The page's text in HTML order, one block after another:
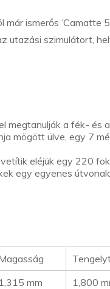
ismerős ‘Camatte
utazási szimulátort,
megtanulják a fék- és
mögött ülve, egy 7
eléjük egy 220
egy egyenes
1,315 mm 1,800